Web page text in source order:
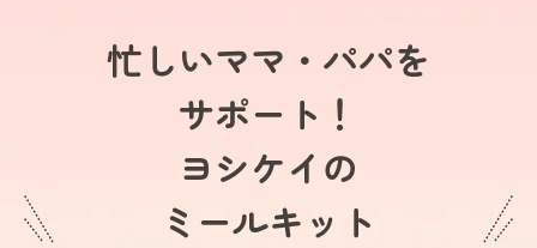
忙しいママ・パパを
サポート！
ヨシケイの
ミールキット